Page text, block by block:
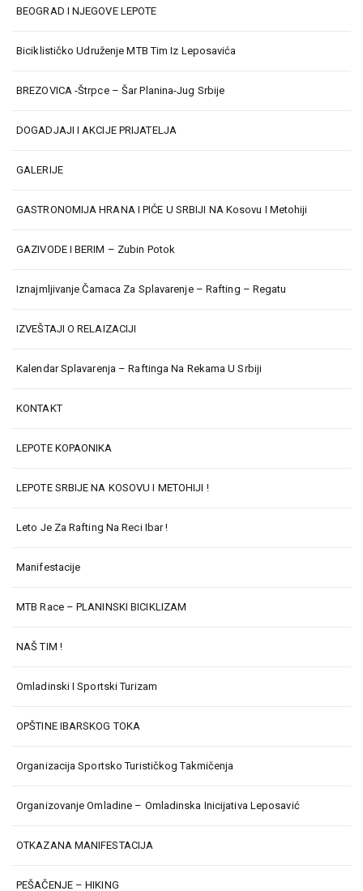
BEOGRAD I NJEGOVE LEPOTE
Biciklističko Udruženje MTB Tim Iz Leposavića
BREZOVICA -Štrpce – Šar Planina-Jug Srbije
DOGADJAJI I AKCIJE PRIJATELJA
GALERIJE
GASTRONOMIJA HRANA I PIĆE U SRBIJI NA Kosovu I Metohiji
GAZIVODE I BERIM – Zubin Potok
Iznajmljivanje Čamaca Za Splavarenje – Rafting – Regatu
IZVEŠTAJI O RELAIZACIJI
Kalendar Splavarenja – Raftinga Na Rekama U Srbiji
KONTAKT
LEPOTE KOPAONIKA
LEPOTE SRBIJE NA KOSOVU I METOHIJI !
Leto Je Za Rafting Na Reci Ibar !
Manifestacije
MTB Race – PLANINSKI BICIKLIZAM
NAŠ TIM !
Omladinski I Sportski Turizam
OPŠTINE IBARSKOG TOKA
Organizacija Sportsko Turističkog Takmičenja
Organizovanje Omladine – Omladinska Inicijativa Leposavić
OTKAZANA MANIFESTACIJA
PEŠAČENJE – HIKING